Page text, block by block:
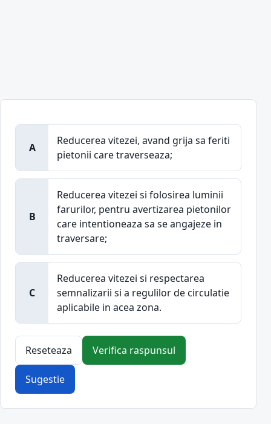
A
Reducerea vitezei, avand grija sa feriti
pietonii care traverseaza;
B
Reducerea vitezei si folosirea luminii
farurilor, pentru avertizarea pietonilor
care intentioneaza sa se angajeze in
traversare;
C
Reducerea vitezei si respectarea
semnalizarii si a regulilor de circulatie
aplicabile in acea zona.
Reseteaza Verifica raspunsul
Sugestie